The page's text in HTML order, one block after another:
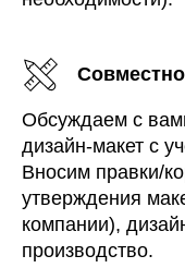
Обсуждаем с
дизайн-макет с
Вносим правки/
утверждения
компании),
производство.